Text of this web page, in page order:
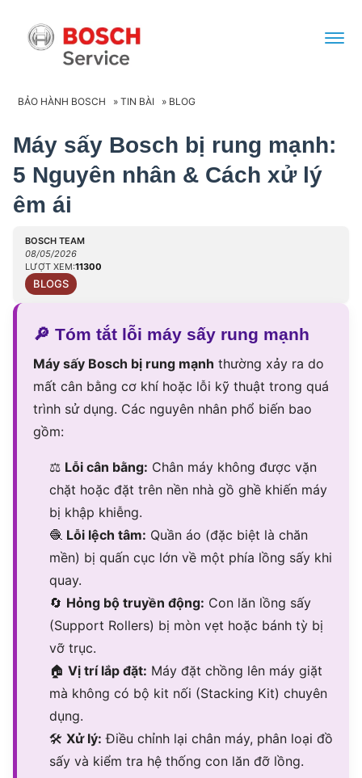
BẢO HÀNH BOSCH » TIN BÀI » BLOG
Máy sấy Bosch bị rung mạnh:
5 Nguyên nhân & Cách xử lý
êm ái
BOSCH TEAM
08/05/2026
LƯỢT XEM:11300
BLOGS
🔎 Tóm tắt lỗi máy sấy rung mạnh
Máy sấy Bosch bị rung mạnh thường xảy ra do
mất cân bằng cơ khí hoặc lỗi kỹ thuật trong quá
trình sử dụng. Các nguyên nhân phổ biến bao
gồm:
⚖ Lỗi cân bằng: Chân máy không được vặn
chặt hoặc đặt trên nền nhà gồ ghề khiến máy
bị khập khiễng.
🧶 Lỗi lệch tâm: Quần áo (đặc biệt là chăn
mền) bị quấn cục lớn về một phía lồng sấy khi
quay.
🔄 Hỏng bộ truyền động: Con lăn lồng sấy
(Support Rollers) bị mòn vẹt hoặc bánh tỳ bị
vỡ trục.
🏠 Vị trí lắp đặt: Máy đặt chồng lên máy giặt
mà không có bộ kit nối (Stacking Kit) chuyên
dụng.
🛠 Xử lý: Điều chỉnh lại chân máy, phân loại đồ
sấy và kiểm tra hệ thống con lăn đỡ lồng.